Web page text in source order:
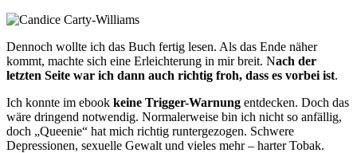
Dennoch wollte ich das Buch fertig lesen. Als das Ende näher
kommt, machte sich eine Erleichterung in mir breit. Nach der
letzten Seite war ich dann auch richtig froh, dass es vorbei ist.
Ich konnte im ebook keine Trigger-Warnung entdecken. Doch das
wäre dringend notwendig. Normalerweise bin ich nicht so anfällig,
doch „Queenie“ hat mich richtig runtergezogen. Schwere
Depressionen, sexuelle Gewalt und vieles mehr – harter Tobak.